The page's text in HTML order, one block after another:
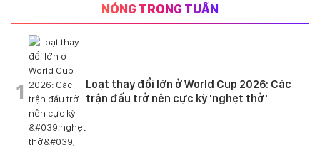
NÓNG TRONG TUẦN
1
Loạt thay đổi lớn ở World Cup 2026: Các
trận đấu trở nên cực kỳ 'nghẹt thở'